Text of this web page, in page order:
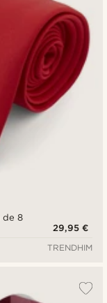
de 8
29,95 €
TRENDHIM